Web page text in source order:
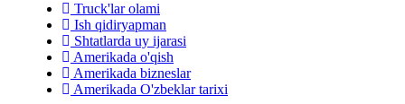
Truck'lar olami
Ish qidiryapman
Shtatlarda uy ijarasi
Amerikada o'qish
Amerikada bizneslar
Amerikada O'zbeklar tarixi